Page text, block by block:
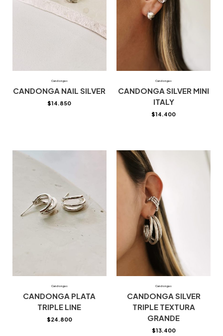
Candongas
CANDONGA NAIL SILVER
$14.850
Candongas
CANDONGA SILVER MINI
ITALY
$14.400
Candongas
CANDONGA PLATA
TRIPLE LINE
$24.800
Candongas
CANDONGA SILVER
TRIPLE TEXTURA
GRANDE
$13.400